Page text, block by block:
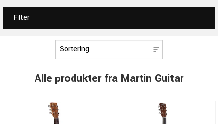
Filter
Alle produkter fra Martin Guitar